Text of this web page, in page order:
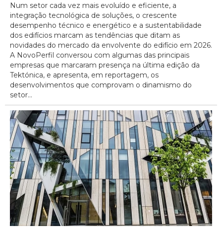
Num setor cada vez mais evoluído e eficiente, a
integração tecnológica de soluções, o crescente
desempenho técnico e energético e a sustentabilidade
dos edifícios marcam as tendências que ditam as
novidades do mercado da envolvente do edifício em 2026.
A NovoPerfil conversou com algumas das principais
empresas que marcaram presença na última edição da
Tektónica, e apresenta, em reportagem, os
desenvolvimentos que comprovam o dinamismo do
setor...